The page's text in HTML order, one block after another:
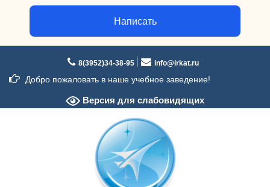
Написать
содержимому
8(3952)34-38-95 info@irkat.ru
Добро пожаловать в наше учебное заведение!
Версия для слабовидящих